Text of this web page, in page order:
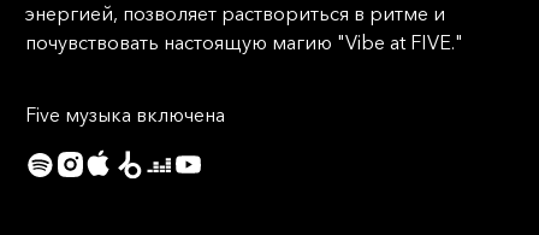
энергией, позволяет раствориться в ритме и
почувствовать настоящую магию "Vibe at FIVE."
Five музыка включена